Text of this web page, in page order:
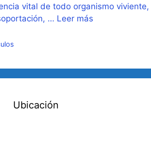
vital de todo organismo
… Leer más
Ubicación